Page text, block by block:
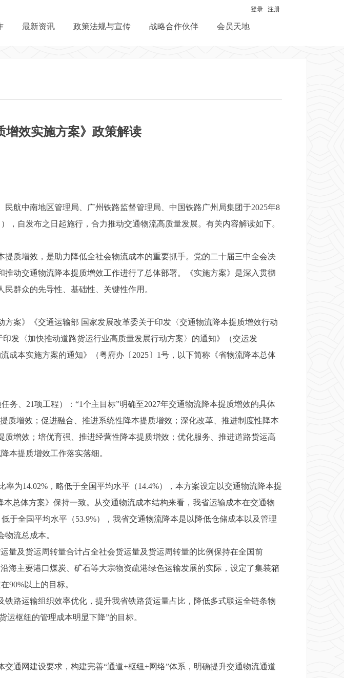
最新资讯 政策法规与宣传 战略合作伙伴 会员天地
登录 注册
增效实施方案》政策解读
航中南地区管理局、广州铁路监督管理局、中国铁路广州局集团于2025年8
，自发布之日起施行，合力推动交通物流高质量发展。有关内容解读如下。
增效，是助力降低全社会物流成本的重要抓手。党的二十届三中全会决
动交通物流降本提质增效工作进行了总体部署。《实施方案》是深入贯彻
群众的先导性、基础性、关键性作用。
》《交通运输部 国家发展改革委关于印发〈交通物流降本提质增效行动
发〈加快推动道路货运行业高质量发展行动方案〉的通知》（交运发
成本实施方案的通知》（粤府办〔2025〕1号，以下简称《省物流降本总体
、21项工程）：“1个主目标”明确至2027年交通物流降本提质增效的具体
质增效；促进融合、推进系统性降本提质增效；深化改革、推进制度性降本
增效；培优育强、推进经营性降本提质增效；优化服务、推进道路货运高
本提质增效工作落实落细。
14.02%，略低于全国平均水平（14.4%），本方案设定以交通物流降本提
总体方案》保持一致。从交通物流成本结构来看，我省运输成本在交通物
于全国平均水平（53.9%），我省交通物流降本是以降低仓储成本以及管理
流总成本。
及货运周转量合计占全社会货运量及货运周转量的比例保持在全国前
海主要港口煤炭、矿石等大宗物资疏港绿色运输发展的实际，设定了集装箱
90%以上的目标。
运输组织效率优化，提升我省铁路货运量占比，降低多式联运全链条物
枢纽的管理成本明显下降”的目标。
网建设要求，构建完善“通道+枢纽+网络”体系，明确提升交通物流通道